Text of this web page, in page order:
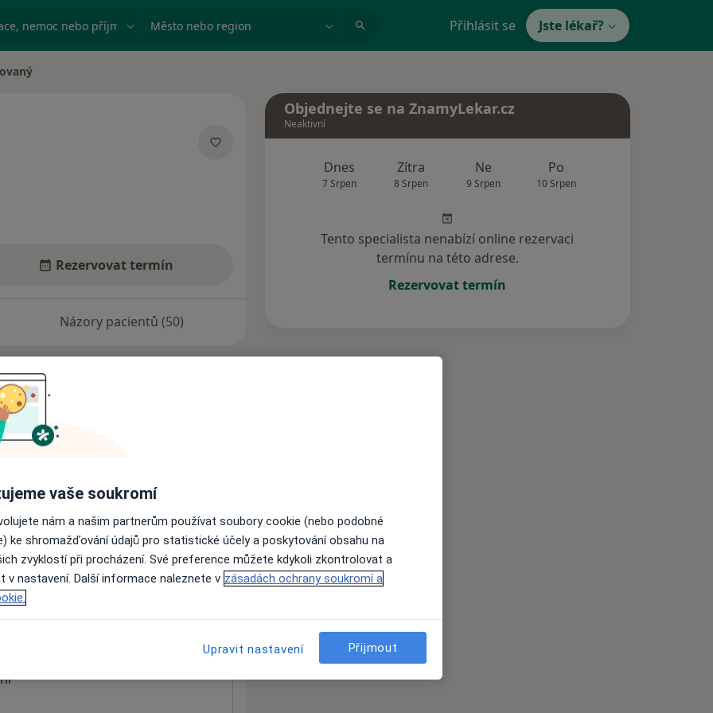
nemoc nebo příjmení Město nebo region Přihlásit se Jste lékař?
Rezervovat termín
Názory pacientů (50)
nejsou k dispozici
informace o svých službách.
Objednejte se na ZnamyLekar.cz
Neaktivní
Dnes
7 Srpen
Zítra
8 Srpen
Ne
9 Srpen
Po
10 Srpen
Tento specialista nenabízí online rezervaci
termínu na této adrese.
Rezervovat termín
vaše soukromí
nám a našim partnerům používat soubory cookie (nebo podobné
ke shromažďování údajů pro statistické účely a poskytování obsahu na
zvyklostí při procházení. Své preference můžete kdykoli zkontrolovat a
v nastavení. Další informace naleznete v zásadách ochrany soukromí a
Upravit nastavení Přijmout